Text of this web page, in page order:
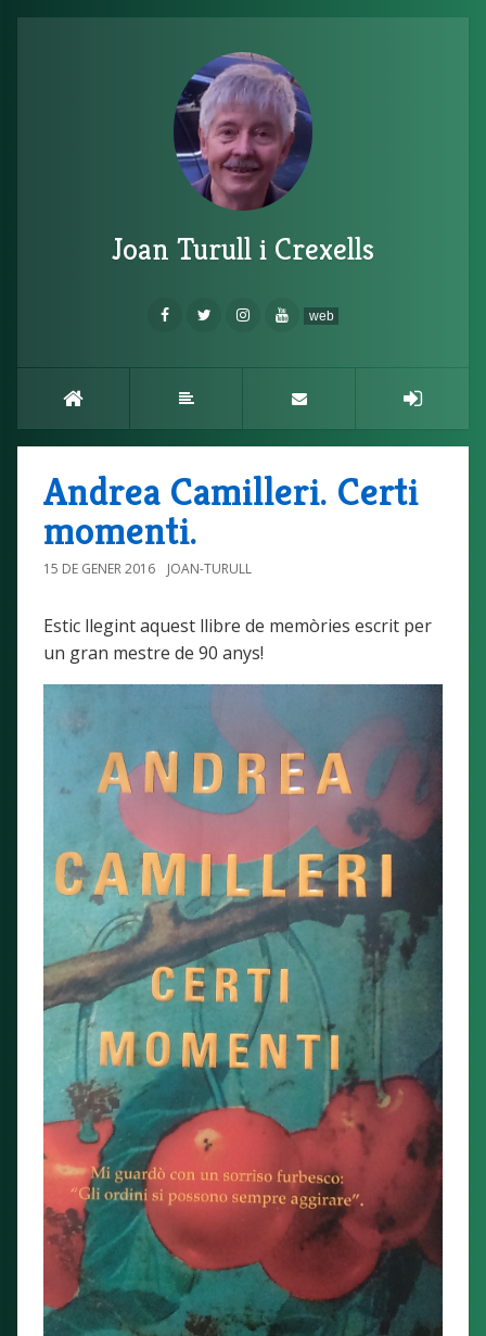
Joan Turull i Crexells
web
Andrea Camilleri. Certi
momenti.
15 DE GENER 2016 JOAN-TURULL
Estic llegint aquest llibre de memòries escrit per
un gran mestre de 90 anys!